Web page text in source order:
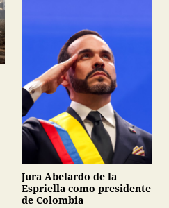
Jura Abelardo de la
Espriella como presidente
de Colombia